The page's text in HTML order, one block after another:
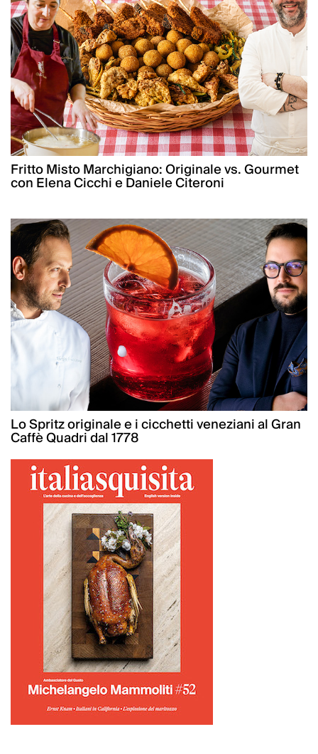
Fritto Misto Marchigiano: Originale vs. Gourmet
con Elena Cicchi e Daniele Citeroni
Lo Spritz originale e i cicchetti veneziani al Gran
Caffè Quadri dal 1778